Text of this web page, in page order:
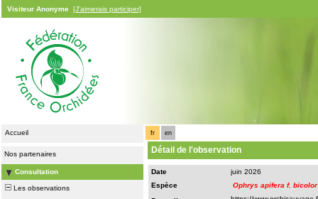
Visiteur Anonyme [J'aimerais participer]
Accueil
Nos partenaires
Consultation
Les observations
fr en
Détail de l'observation
Date
juin 2026
Espèce
Ophrys apifera f. bicolor